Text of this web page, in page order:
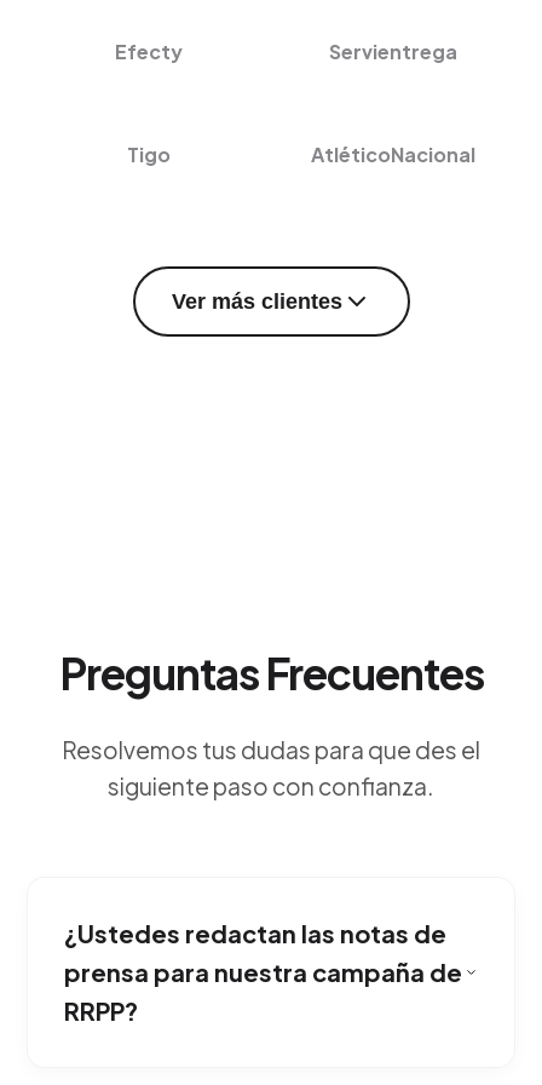
Efecty Servientrega
Tigo AtléticoNacional
Ver más clientes
Preguntas Frecuentes
Resolvemos tus dudas para que des el
siguiente paso con confianza.
¿Ustedes redactan las notas de
prensa para nuestra campaña de
RRPP?